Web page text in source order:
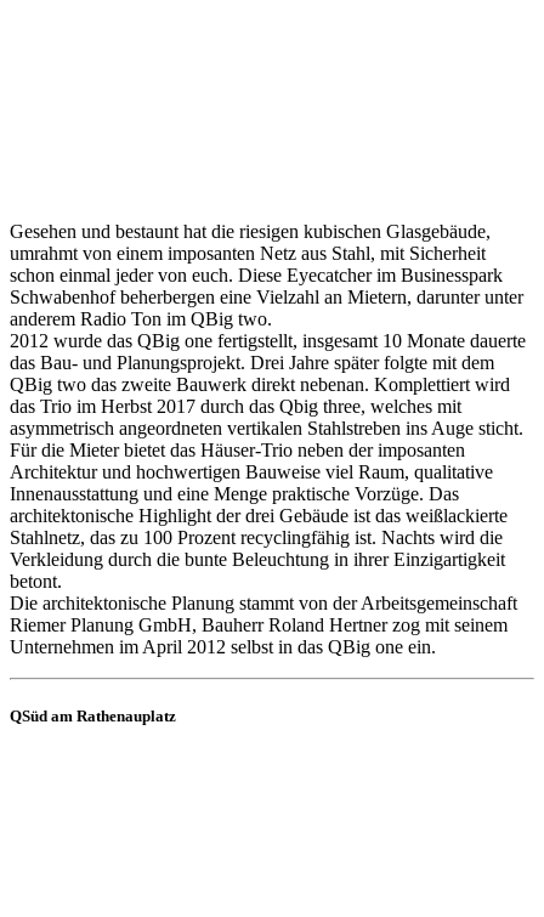
Gesehen und bestaunt hat die riesigen kubischen Glasgebäude,
umrahmt von einem imposanten Netz aus Stahl, mit Sicherheit
schon einmal jeder von euch. Diese Eyecatcher im Businesspark
Schwabenhof beherbergen eine Vielzahl an Mietern, darunter unter
anderem Radio Ton im QBig two.
2012 wurde das QBig one fertigstellt, insgesamt 10 Monate dauerte
das Bau- und Planungsprojekt. Drei Jahre später folgte mit dem
QBig two das zweite Bauwerk direkt nebenan. Komplettiert wird
das Trio im Herbst 2017 durch das Qbig three, welches mit
asymmetrisch angeordneten vertikalen Stahlstreben ins Auge sticht.
Für die Mieter bietet das Häuser-Trio neben der imposanten
Architektur und hochwertigen Bauweise viel Raum, qualitative
Innenausstattung und eine Menge praktische Vorzüge. Das
architektonische Highlight der drei Gebäude ist das weißlackierte
Stahlnetz, das zu 100 Prozent recyclingfähig ist. Nachts wird die
Verkleidung durch die bunte Beleuchtung in ihrer Einzigartigkeit
betont.
Die architektonische Planung stammt von der Arbeitsgemeinschaft
Riemer Planung GmbH, Bauherr Roland Hertner zog mit seinem
Unternehmen im April 2012 selbst in das QBig one ein.
QSüd am Rathenauplatz